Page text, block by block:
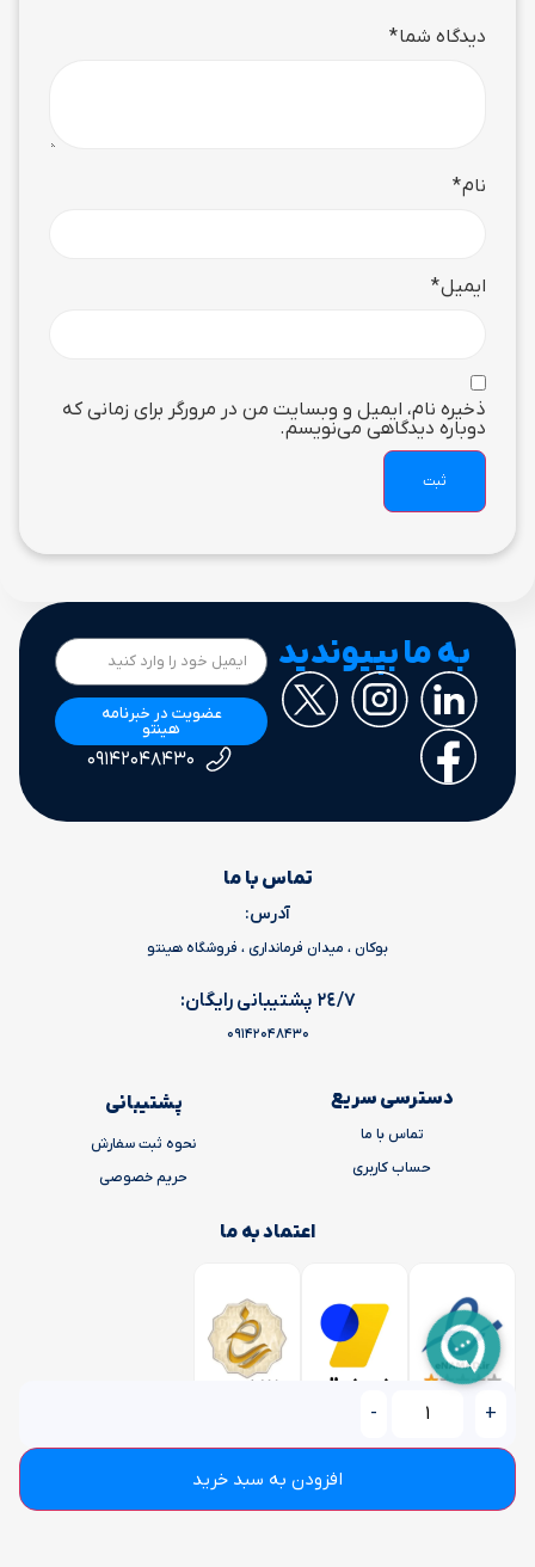
+
-
افزودن به سبد خرید
دیدگاه شما*
نام*
ایمیل*
ذخیره نام، ایمیل و وبسایت من در مرورگر برای زمانی که
دوباره دیدگاهی می‌نویسم.
به ما بپیوندید
عضویت در خبرنامه
هینتو
۰۹۱۴۲۰۴۸۴۳۰
تماس با ما
آدرس:
بوکان ، میدان فرمانداری ، فروشگاه هینتو
٢٤/٧ پشتیبانی رایگان:
09142048430
دسترسی سریع
تماس با ما
حساب کاربری
پشتیبانی
نحوه ثبت سفارش
حریم خصوصی
اعتماد به ما